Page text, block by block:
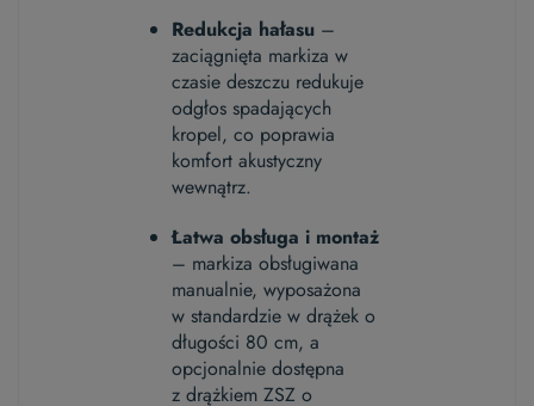
Redukcja hałasu –
zaciągnięta markiza w
czasie deszczu redukuje
odgłos spadających
kropel, co poprawia
komfort akustyczny
wewnątrz.
Łatwa obsługa i montaż
– markiza obsługiwana
manualnie, wyposażona
w standardzie w drążek o
długości 80 cm, a
opcjonalnie dostępna
z drążkiem ZSZ o